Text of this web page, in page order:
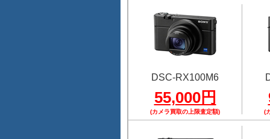
DSC-RX100M6
55,000円
(カメラ買取の上限査定額) (